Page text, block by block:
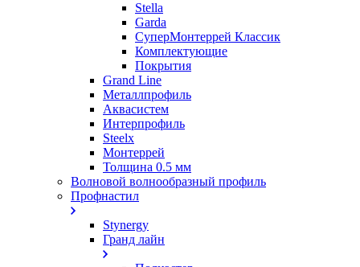
Stella
Garda
СуперМонтеррей Классик
Комплектующие
Покрытия
Grand Line
Металлпрофиль
Аквасистем
Интерпрофиль
Steelx
Монтеррей
Толщина 0.5 мм
Волновой волнообразный профиль
Профнастил
Stynergy
Гранд лайн